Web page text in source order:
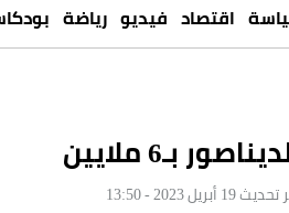
اقتصاد فيديو رياضة
بـ6 ملايين